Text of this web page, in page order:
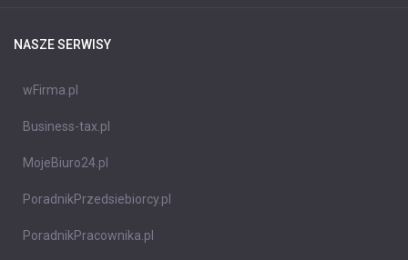
NASZE SERWISY
wFirma.pl
Business-tax.pl
MojeBiuro24.pl
PoradnikPrzedsiebiorcy.pl
PoradnikPracownika.pl